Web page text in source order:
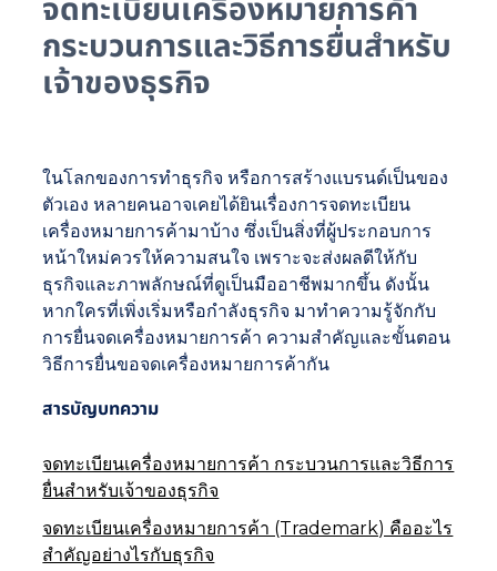
จดทะเบียนเครื่องหมายการค้า
กระบวนการและวิธีการยื่นสำหรับ
เจ้าของธุรกิจ
ในโลกของการทำธุรกิจ หรือการสร้างแบรนด์เป็นของ
ตัวเอง หลายคนอาจเคยได้ยินเรื่องการจดทะเบียน
เครื่องหมายการค้ามาบ้าง ซึ่งเป็นสิ่งที่ผู้ประกอบการ
หน้าใหม่ควรให้ความสนใจ เพราะจะส่งผลดีให้กับ
ธุรกิจและภาพลักษณ์ที่ดูเป็นมืออาชีพมากขึ้น ดังนั้น
หากใครที่เพิ่งเริ่มหรือกำลังธุรกิจ มาทำความรู้จักกับ
การยื่นจดเครื่องหมายการค้า ความสำคัญและขั้นตอน
วิธีการยื่นขอจดเครื่องหมายการค้ากัน
สารบัญบทความ
จดทะเบียนเครื่องหมายการค้า กระบวนการและวิธีการ
ยื่นสำหรับเจ้าของธุรกิจ
จดทะเบียนเครื่องหมายการค้า (Trademark) คืออะไร
สำคัญอย่างไรกับธุรกิจ